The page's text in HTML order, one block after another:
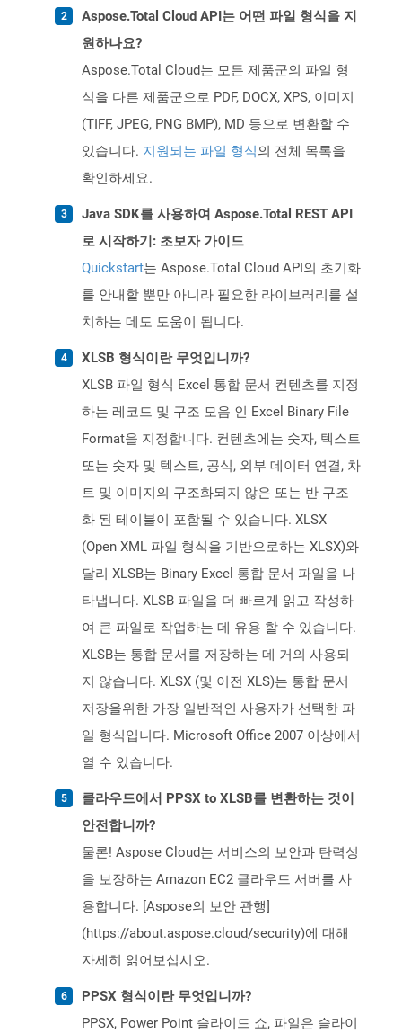
Aspose.Total Cloud API는 어떤 파일 형식을 지
원하나요?
Aspose.Total Cloud는 모든 제품군의 파일 형
식을 다른 제품군으로 PDF, DOCX, XPS, 이미지
(TIFF, JPEG, PNG BMP), MD 등으로 변환할 수
있습니다. 지원되는 파일 형식의 전체 목록을
확인하세요.
Java SDK를 사용하여 Aspose.Total REST API
로 시작하기: 초보자 가이드
Quickstart는 Aspose.Total Cloud API의 초기화
를 안내할 뿐만 아니라 필요한 라이브러리를 설
치하는 데도 도움이 됩니다.
XLSB 형식이란 무엇입니까?
XLSB 파일 형식 Excel 통합 문서 컨텐츠를 지정
하는 레코드 및 구조 모음 인 Excel Binary File
Format을 지정합니다. 컨텐츠에는 숫자, 텍스트
또는 숫자 및 텍스트, 공식, 외부 데이터 연결, 차
트 및 이미지의 구조화되지 않은 또는 반 구조
화 된 테이블이 포함될 수 있습니다. XLSX
(Open XML 파일 형식을 기반으로하는 XLSX)와
달리 XLSB는 Binary Excel 통합 문서 파일을 나
타냅니다. XLSB 파일을 더 빠르게 읽고 작성하
여 큰 파일로 작업하는 데 유용 할 수 있습니다.
XLSB는 통합 문서를 저장하는 데 거의 사용되
지 않습니다. XLSX (및 이전 XLS)는 통합 문서
저장을위한 가장 일반적인 사용자가 선택한 파
일 형식입니다. Microsoft Office 2007 이상에서
열 수 있습니다.
클라우드에서 PPSX to XLSB를 변환하는 것이
안전합니까?
물론! Aspose Cloud는 서비스의 보안과 탄력성
을 보장하는 Amazon EC2 클라우드 서버를 사
용합니다. [Aspose의 보안 관행]
(https://about.aspose.cloud/security)에 대해
자세히 읽어보십시오.
PPSX 형식이란 무엇입니까?
PPSX, Power Point 슬라이드 쇼, 파일은 슬라이